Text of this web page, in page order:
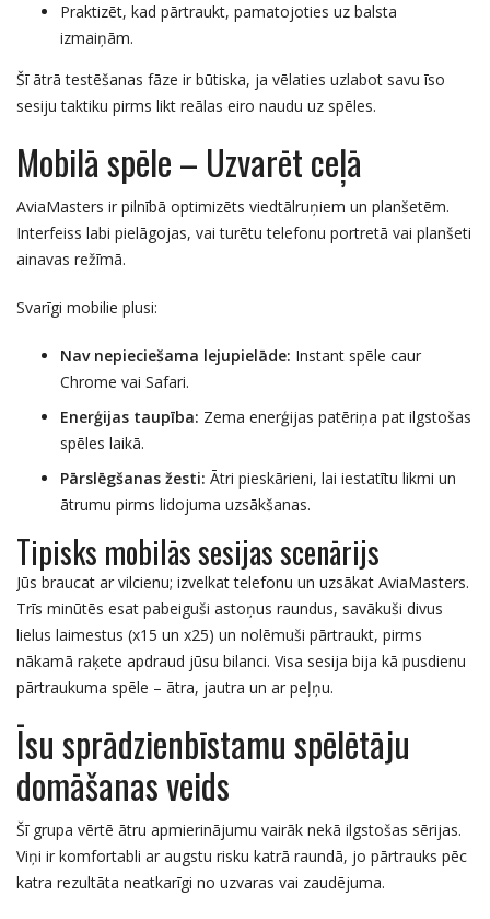
Praktizēt, kad pārtraukt, pamatojoties uz balsta
izmaiņām.
Šī ātrā testēšanas fāze ir būtiska, ja vēlaties uzlabot savu īso
sesiju taktiku pirms likt reālas eiro naudu uz spēles.
Mobilā spēle – Uzvarēt ceļā
AviaMasters ir pilnībā optimizēts viedtālruņiem un planšetēm.
Interfeiss labi pielāgojas, vai turētu telefonu portretā vai planšeti
ainavas režīmā.
Svarīgi mobilie plusi:
Nav nepieciešama lejupielāde: Instant spēle caur
Chrome vai Safari.
Enerģijas taupība: Zema enerģijas patēriņa pat ilgstošas
spēles laikā.
Pārslēgšanas žesti: Ātri pieskārieni, lai iestatītu likmi un
ātrumu pirms lidojuma uzsākšanas.
Tipisks mobilās sesijas scenārijs
Jūs braucat ar vilcienu; izvelkat telefonu un uzsākat AviaMasters.
Trīs minūtēs esat pabeiguši astoņus raundus, savākuši divus
lielus laimestus (x15 un x25) un nolēmuši pārtraukt, pirms
nākamā raķete apdraud jūsu bilanci. Visa sesija bija kā pusdienu
pārtraukuma spēle – ātra, jautra un ar peļņu.
Īsu sprādzienbīstamu spēlētāju
domāšanas veids
Šī grupa vērtē ātru apmierinājumu vairāk nekā ilgstošas sērijas.
Viņi ir komfortabli ar augstu risku katrā raundā, jo pārtrauks pēc
katra rezultāta neatkarīgi no uzvaras vai zaudējuma.